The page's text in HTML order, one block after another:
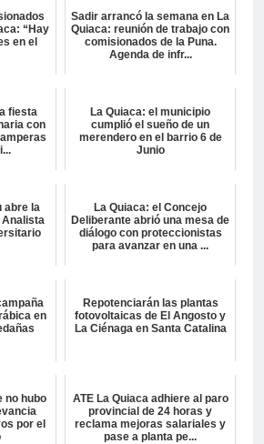
“Hay
en el
Sadir arrancó la semana en La
Quiaca: reunión de trabajo con
comisionados de la Puna.
Agenda de infr...
fiesta
con
La Quiaca: el municipio
cumplió el sueño de un
merendero en el barrio 6 de
Junio
abre la
La Quiaca: el Concejo
Deliberante abrió una mesa de
diálogo con proteccionistas
para avanzar en una ...
en
Repotenciarán las plantas
fotovoltaicas de El Angosto y
La Ciénaga en Santa Catalina
no hubo
por el
ATE La Quiaca adhiere al paro
provincial de 24 horas y
reclama mejoras salariales y
pase a planta pe...